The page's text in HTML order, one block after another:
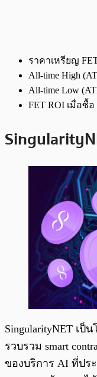
ราคาเหรียญ
All-time High
All-time Low
FET ROI เมื่อซื้
SingularityNET เป็
รวบรวม smart
ของบริการ AI ที่ปร